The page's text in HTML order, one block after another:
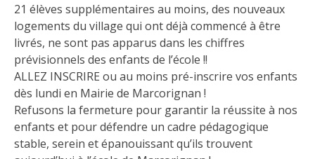
21 élèves supplémentaires au moins, des nouveaux
logements du village qui ont déjà commencé à être
livrés, ne sont pas apparus dans les chiffres
prévisionnels des enfants de l’école !!
ALLEZ INSCRIRE ou au moins pré-inscrire vos enfants
dès lundi en Mairie de Marcorignan !
Refusons la fermeture pour garantir la réussite à nos
enfants et pour défendre un cadre pédagogique
stable, serein et épanouissant qu’ils trouvent